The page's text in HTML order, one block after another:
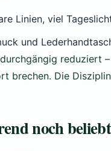
Linien, viel
und
reduziert
brechen. Die
noch